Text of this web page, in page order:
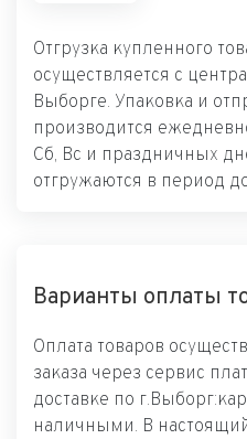
Отгрузка купленного
осуществляется с
Выборге. Упаковка и
производится
Сб, Вс и праздничных
отгружаются в период
Варианты оплаты
Оплата товаров
заказа через сервис
доставке по
наличными. В